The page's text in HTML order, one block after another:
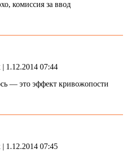
комиссия за ввод
| 1.12.2014 07:44
— это эффект кривожопости
| 1.12.2014 07:45